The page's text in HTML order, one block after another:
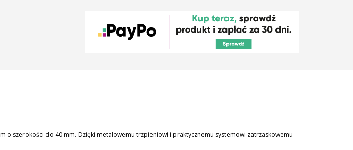
o szerokości do 40 mm. Dzięki metalowemu trzpieniowi i praktycznemu systemowi zatrzaskowemu